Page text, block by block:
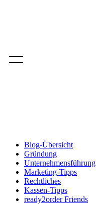
Blog-Übersicht
Gründung
Unternehmensführung
Marketing-Tipps
Rechtliches
Kassen-Tipps
ready2order Friends